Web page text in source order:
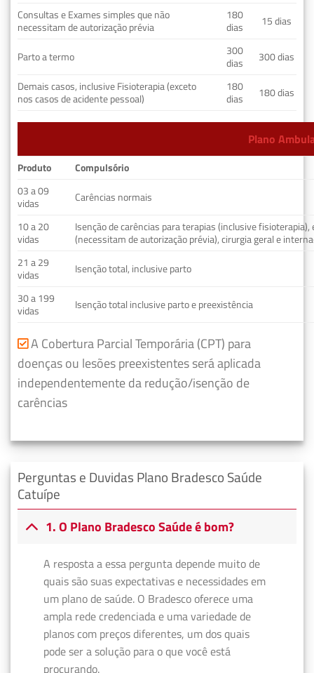
Consultas e Exames simples que não
necessitam de autorização prévia
180
dias
15 dias
Parto a termo
300
dias
300 dias
Demais casos, inclusive Fisioterapia (exceto
nos casos de acidente pessoal)
180
dias
180 dias
Plano
Produto
Compulsório
03 a 09
vidas
Carências normais
10 a 20
vidas
Isenção de carências para terapias (inclusive fisioterapia),
(necessitam de autorização prévia), cirurgia geral e
21 a 29
vidas
Isenção total, inclusive parto
30 a 199
vidas
Isenção total inclusive parto e preexistência
A Cobertura Parcial Temporária (CPT) para
doenças ou lesões preexistentes será aplicada
independentemente da redução/isenção de
carências
Perguntas e Duvidas Plano Bradesco Saúde
Catuípe
1. O Plano Bradesco Saúde é bom?
A resposta a essa pergunta depende muito de
quais são suas expectativas e necessidades em
um plano de saúde. O Bradesco oferece uma
ampla rede credenciada e uma variedade de
planos com preços diferentes, um dos quais
pode ser a solução para o que você está
procurando.